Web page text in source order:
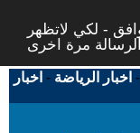
- لكي لاتظهر
- اخبار الرياضة - اخبار